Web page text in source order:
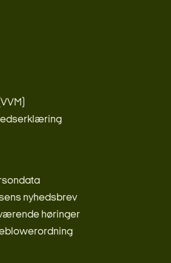
nyhedsbrev
høringer